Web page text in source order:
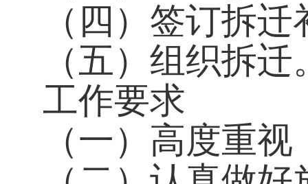
（四）签订拆
（五）组织拆迁
工作要求
（一）高度重